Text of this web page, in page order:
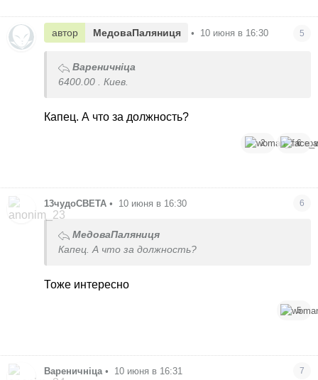
автор МедоваПаляниця • 10 июня в 16:30 5
Вареничніца
6400.00 . Киев.
Капец. А что за должность?
2 6
13чудоСВЕТА • 10 июня в 16:30 6
МедоваПаляниця
Капец. А что за должность?
Тоже интересно
5
Вареничніца • 10 июня в 16:31 7